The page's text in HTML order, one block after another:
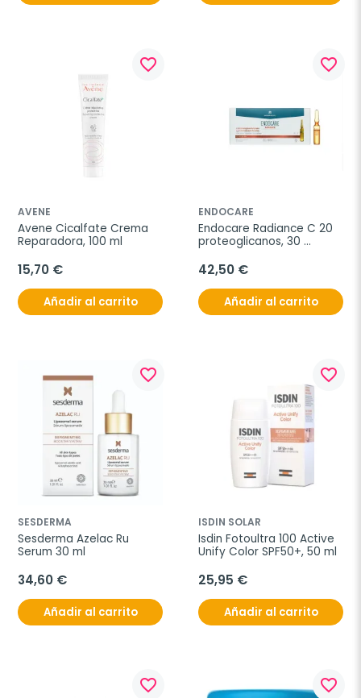
favorite_border
AVENE
Avene Cicalfate Crema
Reparadora, 100 ml
15,70 €
Añadir al carrito
favorite_border
ENDOCARE
Endocare Radiance C 20
proteoglicanos, 30
42,50 €
Añadir al carrito
favorite_border
SESDERMA
Sesderma Azelac Ru
Serum 30 ml
34,60 €
Añadir al carrito
favorite_border
ISDIN SOLAR
Isdin Fotoultra 100 Active
Unify Color SPF50+, 50 ml
25,95 €
Añadir al carrito
favorite_border favorite_border